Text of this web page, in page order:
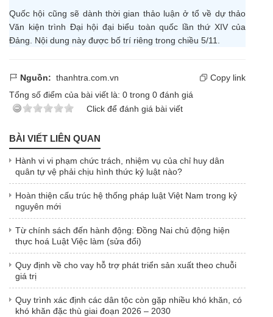
Quốc hội cũng sẽ dành thời gian thảo luận ở tổ về dự thảo
Văn kiện trình Đại hội đại biểu toàn quốc lần thứ XIV của
Đảng. Nội dung này được bố trí riêng trong chiều 5/11.
Nguồn: thanhtra.com.vn
Copy link
Tổng số điểm của bài viết là: 0 trong 0 đánh giá
Click để đánh giá bài viết
BÀI VIẾT LIÊN QUAN
Hành vi vi phạm chức trách, nhiệm vụ của chỉ huy dân
quân tự vệ phải chịu hình thức kỷ luật nào?
Hoàn thiện cấu trúc hệ thống pháp luật Việt Nam trong kỷ
nguyên mới
Từ chính sách đến hành động: Đồng Nai chủ động hiện
thực hoá Luật Việc làm (sửa đổi)
Quy định về cho vay hỗ trợ phát triển sản xuất theo chuỗi
giá trị
Quy trình xác định các dân tộc còn gặp nhiều khó khăn, có
khó khăn đặc thù giai đoạn 2026 – 2030